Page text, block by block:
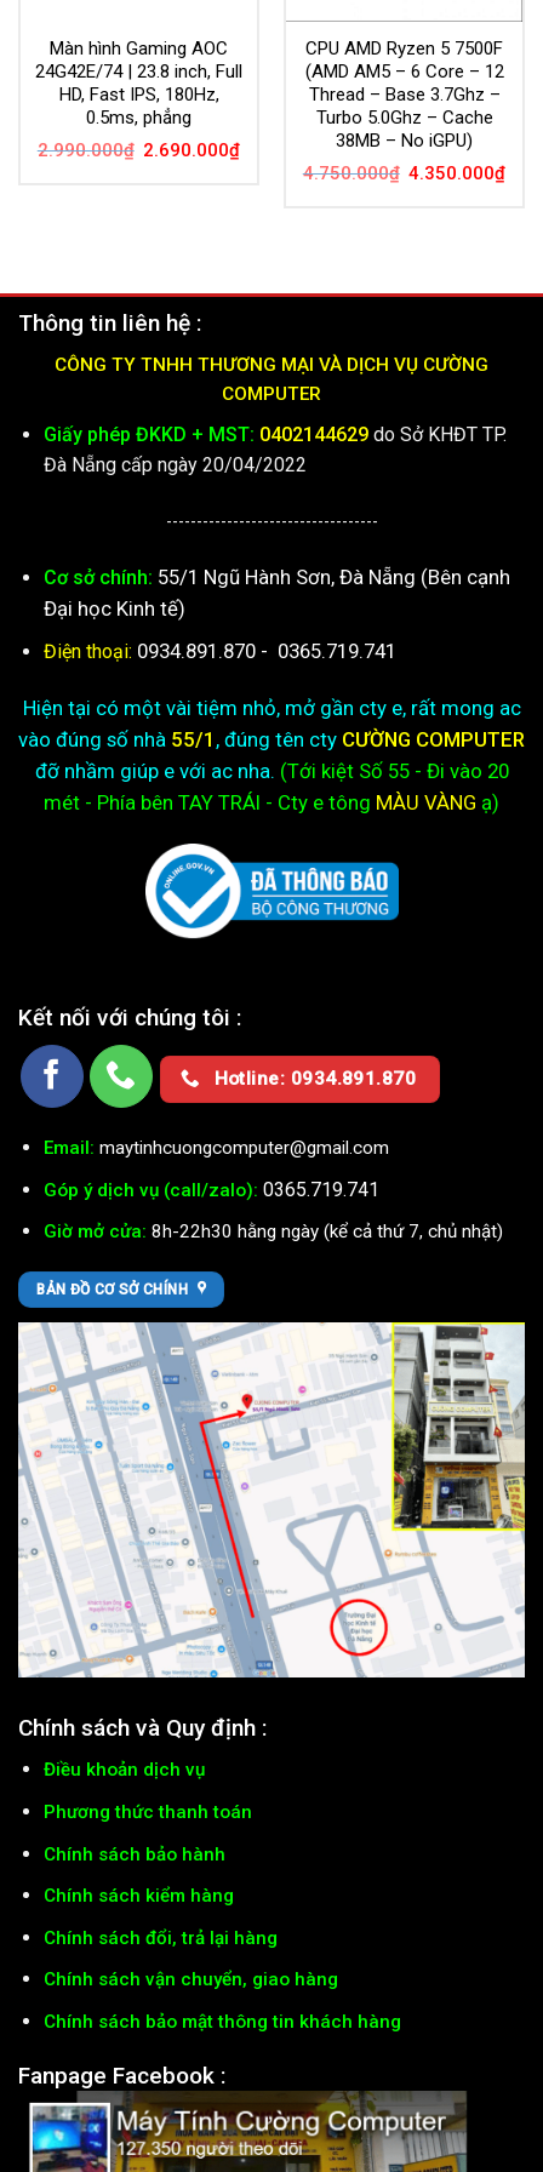
Màn hình Gaming AOC
24G42E/74 | 23.8 inch, Full
HD, Fast IPS, 180Hz,
0.5ms, phẳng
2.990.000₫ Giá
2.690.000₫Giá
CPU AMD Ryzen 5 7500F
(AMD AM5 – 6 Core – 12
Thread – Base 3.7Ghz –
Turbo 5.0Ghz – Cache
38MB – No iGPU)
4.750.000₫ Giá
4.350.000₫Giá
Thông tin liên hệ :
CÔNG TY TNHH THƯƠNG MẠI VÀ DỊCH VỤ CƯỜNG
COMPUTER
Giấy phép ĐKKD + MST: 0402144629do Sở KHĐT TP.
Đà Nẵng cấp ngày 20/04/2022
-----------------------------------
Cơ sở chính: 55/1 Ngũ Hành Sơn, Đà Nẵng (Bên cạnh
Đại học Kinh tế)
Điện thoại: 0934.891.870 - 0365.719.741
Hiện tại có một vài tiệm nhỏ, mở gần cty e, rất mong ac
vào đúng số nhà 55/1 , đúng tên cty CƯỜNG COMPUTER
đỡ nhầm giúp e với ac nha. (Tới kiệtSố 55 - Đi vào 20
mét - Phía bên TAY TRÁI - Cty e tông MÀU VÀNG ạ)
Kết nối với chúng tôi :
Hotline: 0934.891.870
Email: maytinhcuongcomputer@gmail.com
Góp ý dịch vụ (call/zalo): 0365.719.741
Giờ mở cửa: 8h-22h30 hằng ngày (kể cả thứ 7, chủ nhật)
BẢN ĐỒ CƠ SỞ CHÍNH
Chính sách và Quy định :
Điều khoản dịch vụ
Phương thức thanh toán
Chính sách bảo hành
Chính sách kiểm hàng
Chính sách đổi, trả lại hàng
Chính sách vận chuyển, giao hàng
Chính sách bảo mật thông tin khách hàng
Fanpage Facebook :